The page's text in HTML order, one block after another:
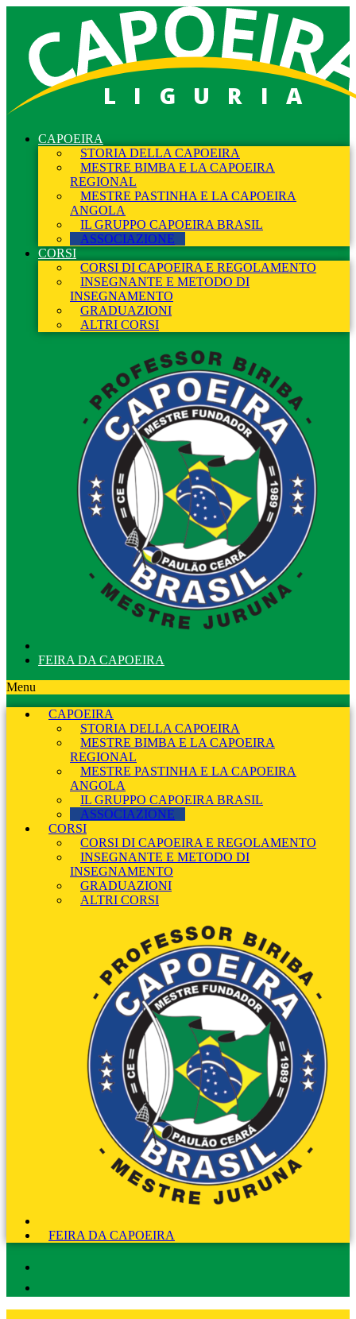
LIGURIA
CAPOEIRA
STORIA DELLA CAPOEIRA
MESTRE BIMBA E LA CAPOEIRA
REGIONAL
MESTRE PASTINHA E LA CAPOEIRA
ANGOLA
IL GRUPPO CAPOEIRA BRASIL
ASSOCIAZIONE
CORSI
CORSI DI CAPOEIRA E REGOLAMENTO
INSEGNANTE E METODO DI
INSEGNAMENTO
GRADUAZIONI
ALTRI CORSI
FEIRA DA CAPOEIRA
Menu
CAPOEIRA
STORIA DELLA CAPOEIRA
MESTRE BIMBA E LA CAPOEIRA
REGIONAL
MESTRE PASTINHA E LA CAPOEIRA
ANGOLA
IL GRUPPO CAPOEIRA BRASIL
ASSOCIAZIONE
CORSI
CORSI DI CAPOEIRA E REGOLAMENTO
INSEGNANTE E METODO DI
INSEGNAMENTO
GRADUAZIONI
ALTRI CORSI
FEIRA DA CAPOEIRA